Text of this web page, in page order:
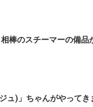
棒のスチーマーの備
ュ)」ちゃんがやってき